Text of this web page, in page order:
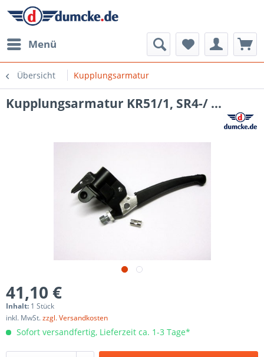
Menü
Übersicht Kupplungsarmatur
Kupplungsarmatur KR51/1, SR4-/ ...
41,10 €
Inhalt: 1 Stück
inkl. MwSt.zzgl. Versandkosten
Sofort versandfertig, Lieferzeit ca. 1-3 Tage*